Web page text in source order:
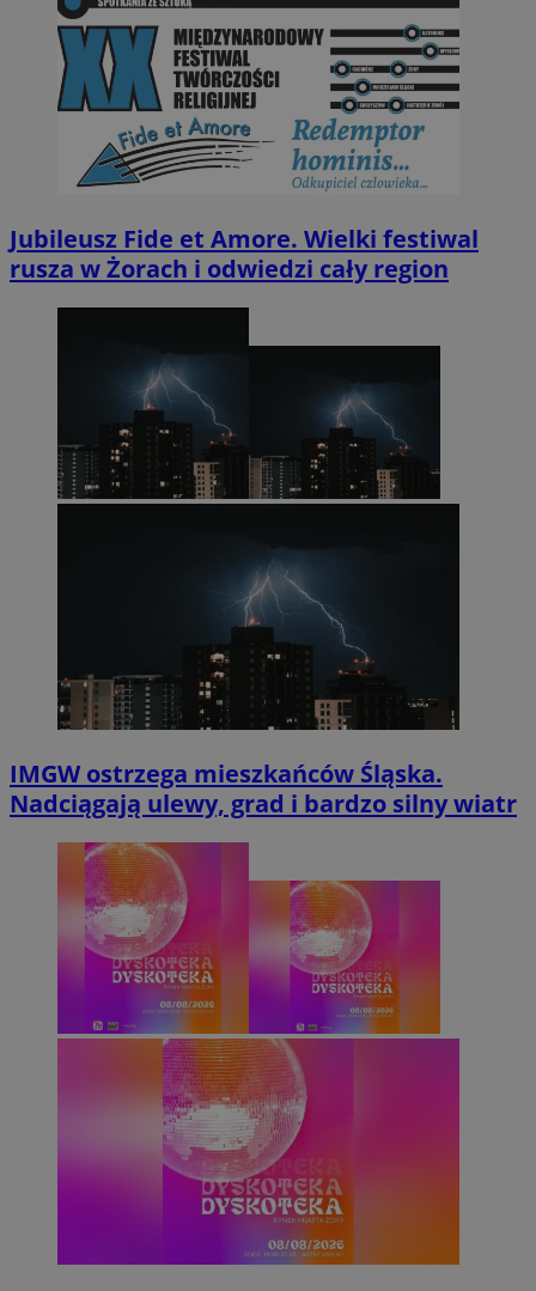
Jubileusz Fide et Amore. Wielki festiwal
rusza w Żorach i odwiedzi cały region
IMGW ostrzega mieszkańców Śląska.
Nadciągają ulewy, grad i bardzo silny wiatr